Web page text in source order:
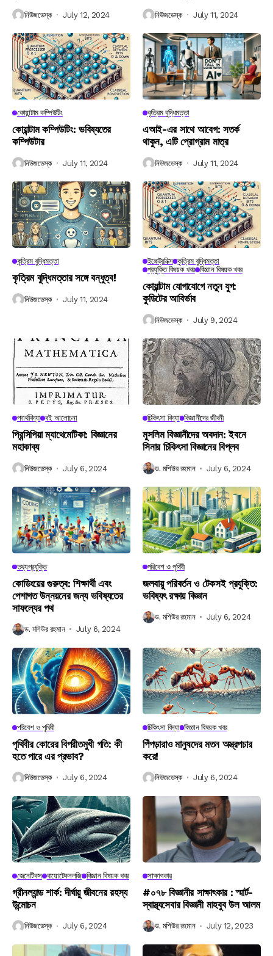
নিউজডেস্ক July 12, 2024 নিউজডেস্ক July 11, 2024
কোয়ান্টাম কম্পিউটিং
কোয়ান্টাম কম্পিউটিং: ভবিষ্যতের
কম্পিউটার
নিউজডেস্ক July 11, 2024
কৃত্রিম বুদ্ধিমত্তা
এআই-এর সাথে আবেগ: সতর্ক
থাকুন, এটি প্রোগ্রাম মাত্র
নিউজডেস্ক July 11, 2024
কৃত্রিম বুদ্ধিমত্তা
কৃত্রিম বুদ্ধিমত্তার সঙ্গে বন্ধুত্ব!
নিউজডেস্ক July 11, 2024
ইলেক্ট্রনিক্স কৃত্রিম বুদ্ধিমত্তা
প্রযুক্তি বিষয়ক খবর বিজ্ঞান বিষয়ক খবর
কোয়ান্টাম যোগাযোগে নতুন যুগ:
কুডিটের আবির্ভাব
নিউজডেস্ক July 9, 2024
পদার্থবিদ্যা বই আলোচনা
প্রিন্সিপিয়া ম্যাথেমেটিকা: বিজ্ঞানের
মহাকাব্য
নিউজডেস্ক July 6, 2024
চিকিৎসা বিদ্যা বিজ্ঞানীদের জীবনী
মুসলিম বিজ্ঞানীদের অবদান: ইবনে
সিনার চিকিৎসা বিজ্ঞানের বিপ্লব
ড. মশিউর রহমান July 6, 2024
তথ্যপ্রযুক্তি
কোডিংয়ের গুরুত্ব: শিক্ষার্থী এবং
পেশাগত উন্নয়নের জন্য ভবিষ্যতের
সাফল্যের পথ
ড. মশিউর রহমান July 6, 2024
পরিবেশ ও পৃথিবী
জলবায়ু পরিবর্তন ও টেকসই প্রযুক্তি:
ভবিষ্যৎ রক্ষায় বিজ্ঞান
ড. মশিউর রহমান July 6, 2024
পরিবেশ ও পৃথিবী
পৃথিবীর কোরের বিপরীতমুখী গতি: কী
হতে পারে এর প্রভাব?
নিউজডেস্ক July 6, 2024
চিকিৎসা বিদ্যা বিজ্ঞান বিষয়ক খবর
পিঁপড়ারাও মানুষদের মতন অস্ত্রপচার
করে!
নিউজডেস্ক July 6, 2024
জেনেটিকস বায়োটেকনলজি বিজ্ঞান বিষয়ক খবর
গ্রীনল্যান্ড শার্ক: দীর্ঘায়ু জীবনের রহস্য
উন্মোচন
নিউজডেস্ক July 6, 2024
সাক্ষাৎকার
#০৭৮ বিজ্ঞানীর সাক্ষাৎকার : স্মার্ট-
স্বাস্থ্যসেবার বিজ্ঞানী মাহবুব উল আলম
ড. মশিউর রহমান July 12, 2023